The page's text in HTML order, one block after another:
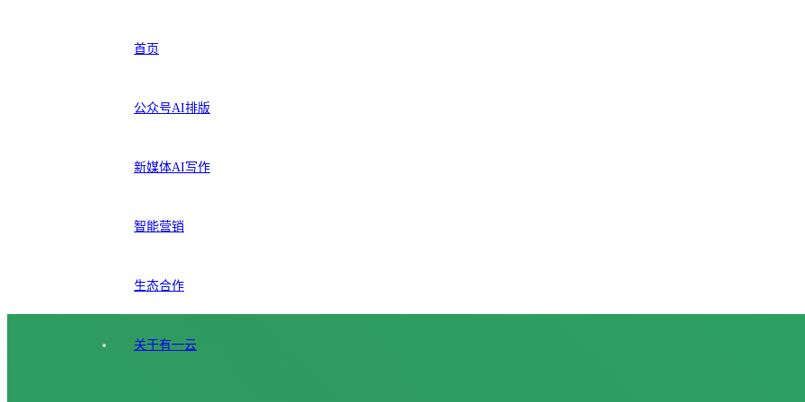
首页
公众号AI排版
新媒体AI写作
智能营销
生态合作
关于有一云